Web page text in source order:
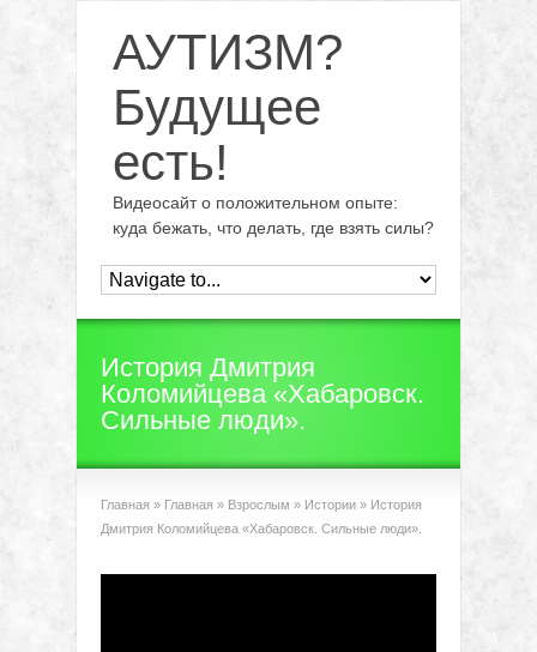
АУТИЗМ?
Будущее
есть!
Видеосайт о положительном опыте:
куда бежать, что делать, где взять силы?
История Дмитрия
Коломийцева «Хабаровск.
Сильные люди».
Главная » Главная » Взрослым » Истории » История
Дмитрия Коломийцева «Хабаровск. Сильные люди».